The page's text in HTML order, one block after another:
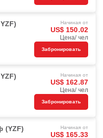
Начиная от
US$ 150.02
Цена/ чел
Забронировать
Начиная от
US$ 162.87
Цена/ чел
Забронировать
(YZF) Начиная от
US$ 165.33